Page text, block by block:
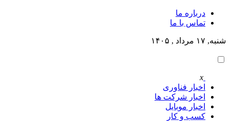
درباره ما
تماس با ما
شنبه, ۱۷ مرداد , ۱۴۰۵
x
اخبار فناوری
اخبار شرکت ها
اخبار موبایل
کسب و کار